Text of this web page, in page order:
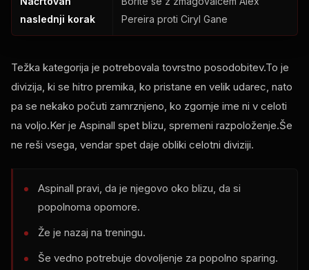
naslednji korak
Pereira proti Ciryl Gane
Težka kategorija je potrebovala tovrstno posodobitev.To je
divizija, ki se hitro premika, ko pristane en velik udarec, nato
pa se nekako počuti zamrznjeno, ko zgornje ime ni v celoti
na voljo.Ker je Aspinall spet blizu, spremeni razpoloženje.Še
ne reši vsega, vendar spet daje obliki celotni diviziji.
Aspinall pravi, da je njegovo oko blizu, da si
popolnoma opomore.
Že je nazaj na treningu.
Še vedno potrebuje dovoljenje za popolno sparing.